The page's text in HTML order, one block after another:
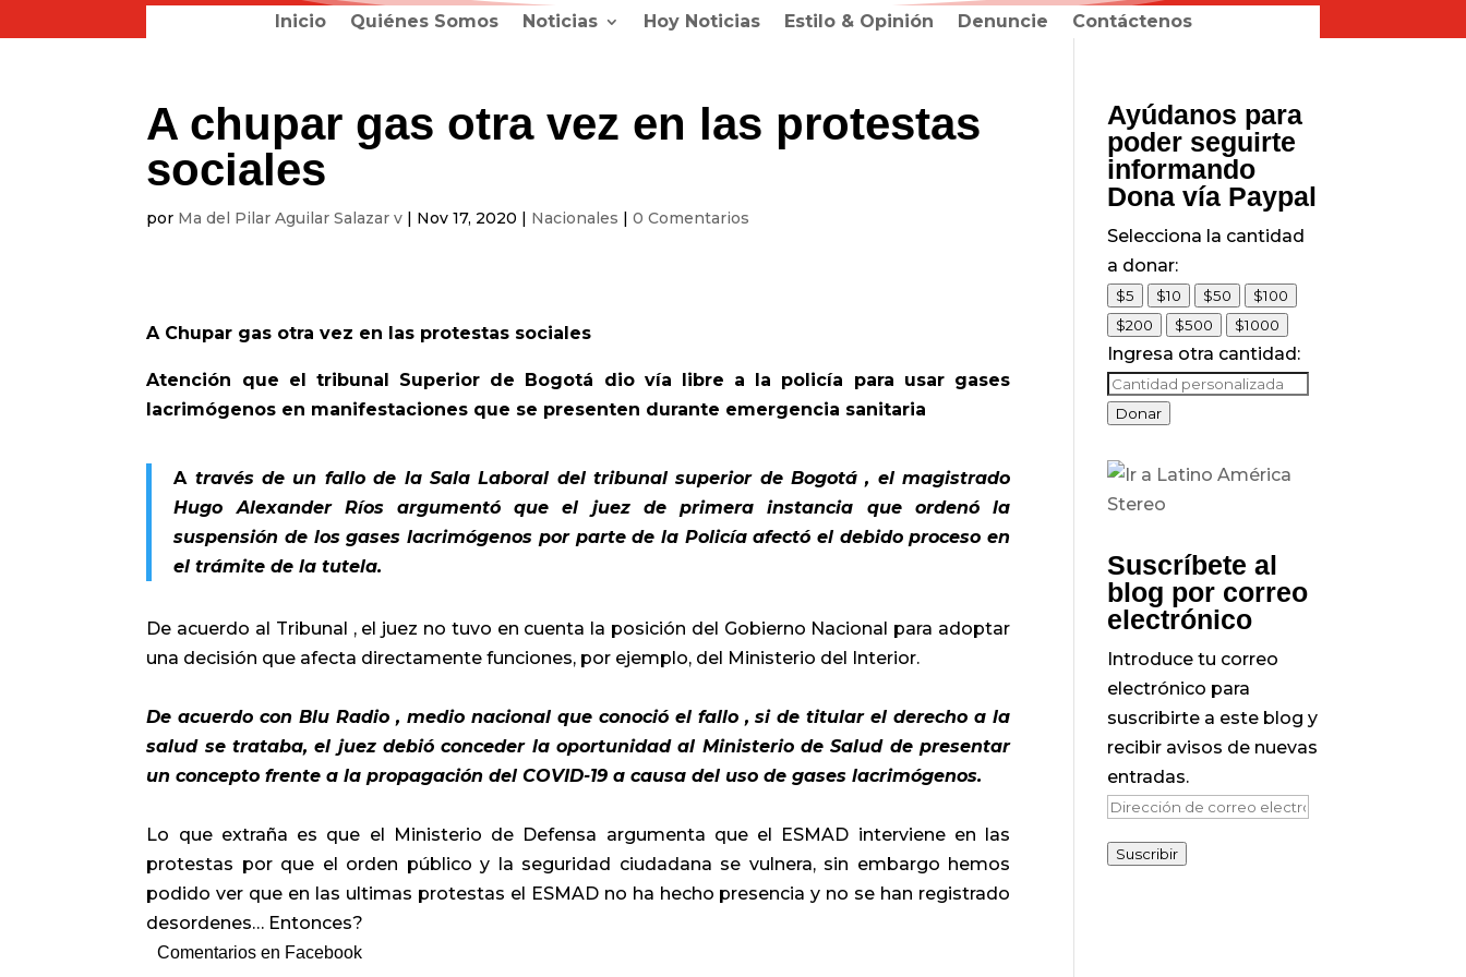
Inicio Quiénes Somos Noticias Hoy Noticias Estilo & Opinión Denuncie Contáctenos
A chupar gas otra vez en las protestas
sociales
por Ma del Pilar Aguilar Salazar v | Nov 17, 2020 | Nacionales |0 Comentarios
A Chupar gas otra vez en las protestas sociales
Atención que el tribunal Superior de Bogotá dio vía libre a la policía para usar gases
lacrimógenos en manifestaciones que se presenten durante emergencia sanitaria
Através de un fallo de la Sala Laboral del tribunal superior de Bogotá , el magistrado
Hugo Alexander Ríos argumentó que el juez de primera instancia que ordenó la
suspensión de los gases lacrimógenos por parte de la Policía afectó el debido proceso en
el trámite de la tutela.
De acuerdo al Tribunal , el juez no tuvo en cuenta la posición del Gobierno Nacional para adoptar
una decisión que afecta directamente funciones, por ejemplo, del Ministerio del Interior.
De acuerdo con Blu Radio , medio nacional que conoció el fallo , si de titular el derecho a la
salud se trataba, el juez debió conceder la oportunidad al Ministerio de Salud de presentar
un concepto frente a la propagación del COVID-19 a causa del uso de gases lacrimógenos.
Lo que extraña es que el Ministerio de Defensa argumenta que el ESMAD interviene en las
protestas por que el orden público y la seguridad ciudadana se vulnera, sin embargo hemos
podido ver que en las ultimas protestas el ESMAD no ha hecho presencia y no se han registrado
desordenes… Entonces?
Comentarios en Facebook
Ayúdanos para
poder seguirte
informando
Dona vía Paypal
Selecciona la cantidad
a donar:
$5 $10 $50
$100
$200
$500 $1000
Ingresa otra cantidad:
Donar
Suscríbete al
blog por correo
electrónico
Introduce tu correo
electrónico para
suscribirte a este blog y
recibir avisos de nuevas
entradas.
Dirección
correo
Suscribir